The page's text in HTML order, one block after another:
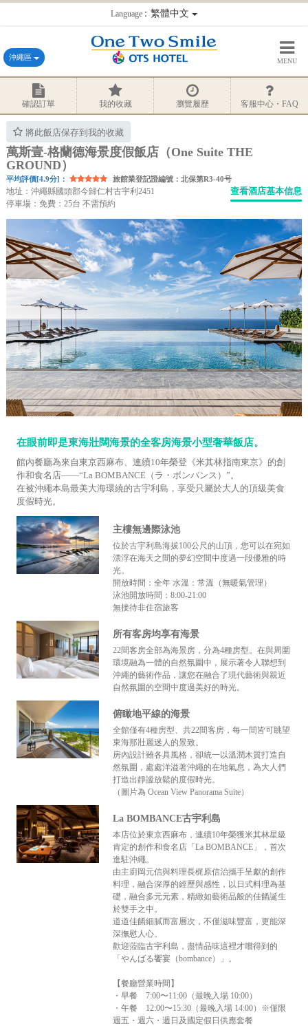
Language：繁體中文
沖繩區 MENU
確認訂單 我的收藏 瀏覽履歷 客服中心・FAQ
將此飯店保存到我的收藏
萬斯壹-格蘭德海景度假飯店（One Suite THE
GROUND）
平均評價[4.9分]： 旅館業登記證編號：北保第R3-40号
地址：沖繩縣國頭郡今歸仁村古宇利2451
停車場：免費：25台 不需預約
查看酒店基本信息
在眼前即是東海壯闊海景的全客房海景小型奢華飯店。
館內餐廳為來自東京西麻布、連續10年榮登《米其林指南東京》的創
作和食名店——“La BOMBANCE（ラ・ボンバンス）”。
在被沖繩本島最美大海環繞的古宇利島，享受只屬於大人的頂級美食
度假時光。
主樓無邊際泳池
位於古宇利島海拔100公尺的山頂，您可以在宛如
漂浮在海天之間的夢幻空間中度過一段優雅的時
光。
開放時間：全年 水溫：常溫（無暖氣管理）
泳池開放時間：8:00-21:00
無接待非住宿旅客
所有客房均享有海景
22間客房全部為海景房，分為4種房型。在與周圍
環境融為一體的自然氛圍中，展示著令人聯想到
沖繩的藝術作品，讓您在融合了現代藝術與親近
自然氛圍的空間中度過美好的時光。
俯瞰地平線的海景
全館僅有4種房型、共22間客房，每一間皆可眺望
東海那壯麗迷人的景致。
房內設計雖各具風格，卻統一以溫潤木質打造自
然氛圍，處處洋溢著沖繩的在地氣息，為大人們
打造出靜謐放鬆的度假時光。
（圖片為 Ocean View Panorama Suite）
La BOMBANCE古宇利島
本店位於東京西麻布，連續10年榮獲米其林星級
肯定的創作和食名店「La BOMBANCE」，首次
進駐沖繩。
由主廚岡元信與料理長梶原信治攜手呈獻的創作
料理，融合深厚的經歷與感性，以日式料理為基
礎，融合多元元素，精緻如藝術品般的佳餚誕生
於雙手之中。
道道佳餚細膩而富層次，不僅滋味豐富，更能深
深撫慰人心。
歡迎蒞臨古宇利島，盡情品味這裡才嚐得到的
「やんばる饗宴（bombance）」。
【餐廳營業時間】
・早餐 7:00〜11:00（最晚入場 10:00）
・午餐 12:00〜15:30（最晚入場 14:00）※僅限
週五・週六・週日及國定假日供應套餐